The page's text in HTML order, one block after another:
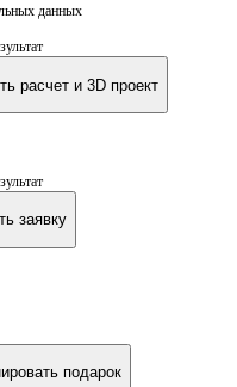
данных
расчет и 3D проект
заявку
подарок